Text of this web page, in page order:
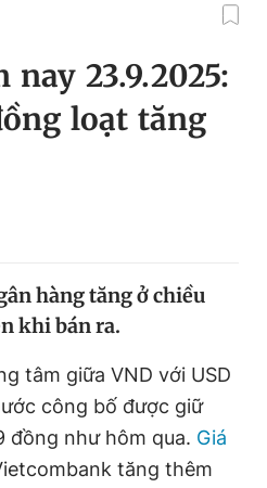
Bạn cần biết
nay 23.9.2025:
loạt tăng
hàng tăng ở chiều
khi bán ra.
tâm giữa VND với USD
công bố được giữ
đồng như hôm qua. Giá
tăng thêm